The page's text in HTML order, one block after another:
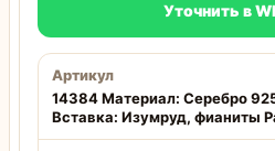
Уточнить в
Артикул
14384 Материал: Серебро
Вставка: Изумруд, фианиты